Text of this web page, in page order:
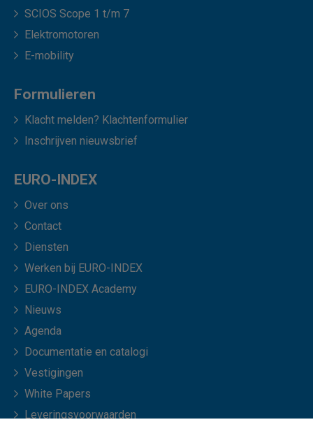
SCIOS Scope 1 t/m 7
Elektromotoren
E-mobility
Formulieren
Klacht melden? Klachtenformulier
Inschrijven nieuwsbrief
EURO-INDEX
Over ons
Contact
Diensten
Werken bij EURO-INDEX
EURO-INDEX Academy
Nieuws
Agenda
Documentatie en catalogi
Vestigingen
White Papers
Leveringsvoorwaarden